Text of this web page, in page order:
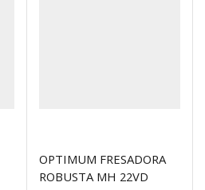
OPTIMUM FRESADORA
ROBUSTA MH 22VD